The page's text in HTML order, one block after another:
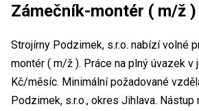
Zámečník-montér ( m/ž )
Strojírny Podzimek, s.r.o. nabízí volné
montér ( m/ž ). Práce na plný úvazek
Kč/měsíc. Minimální požadované
Podzimek, s.r.o., okres Jihlava.